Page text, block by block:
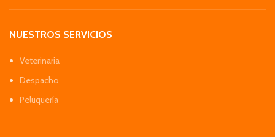
NUESTROS SERVICIOS
Veterinaria
Despacho
Peluquería